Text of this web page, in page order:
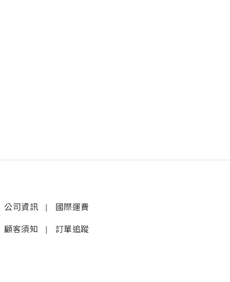
公司資訊 | 國際運費
顧客須知 | 訂單追蹤